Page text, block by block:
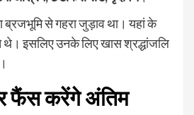
ब्रजभूमि से गहरा जुड़ाव था। यहां के
थे। इसलिए उनके लिए खास श्रद्धांजलि
फैंस करेंगे अंतिम